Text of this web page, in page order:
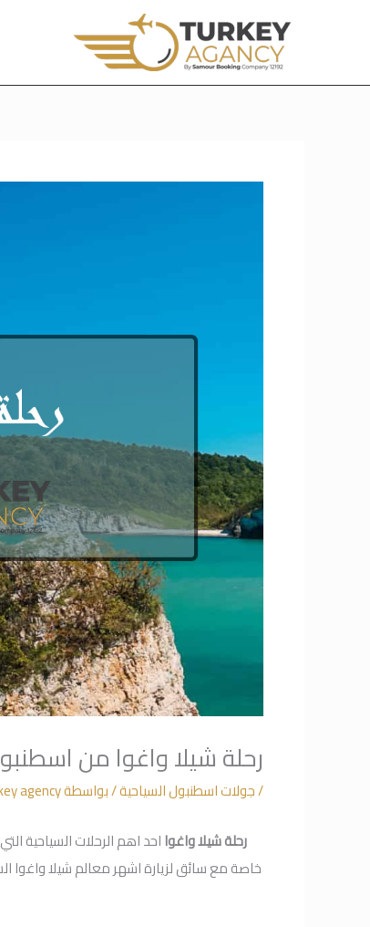
رحلة شيلا واغوا من اسطنبول
/جولات اسطنبول السياحية/ بواسطةagency
رحلة شيلا واغوا احد اهم الرحلات السياحية
خاصة مع سائق لزيارة اشهر معالم شيلا واغوا